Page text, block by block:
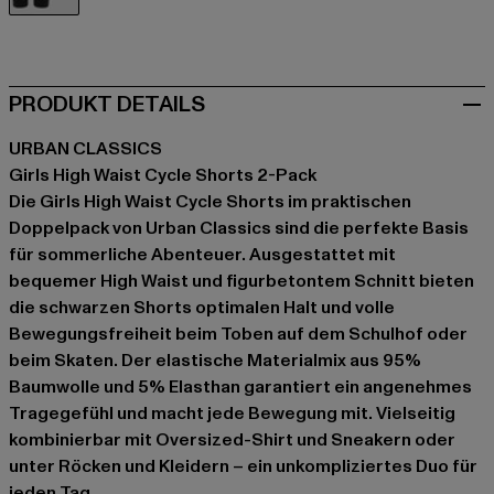
PRODUKT DETAILS
URBAN CLASSICS
Girls High Waist Cycle Shorts 2-Pack
Die Girls High Waist Cycle Shorts im praktischen
Doppelpack von Urban Classics sind die perfekte Basis
für sommerliche Abenteuer. Ausgestattet mit
bequemer High Waist und figurbetontem Schnitt bieten
die schwarzen Shorts optimalen Halt und volle
Bewegungsfreiheit beim Toben auf dem Schulhof oder
beim Skaten. Der elastische Materialmix aus 95%
Baumwolle und 5% Elasthan garantiert ein angenehmes
Tragegefühl und macht jede Bewegung mit. Vielseitig
kombinierbar mit Oversized-Shirt und Sneakern oder
unter Röcken und Kleidern – ein unkompliziertes Duo für